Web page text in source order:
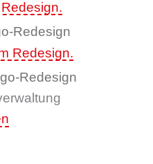
Redesign
Redesign